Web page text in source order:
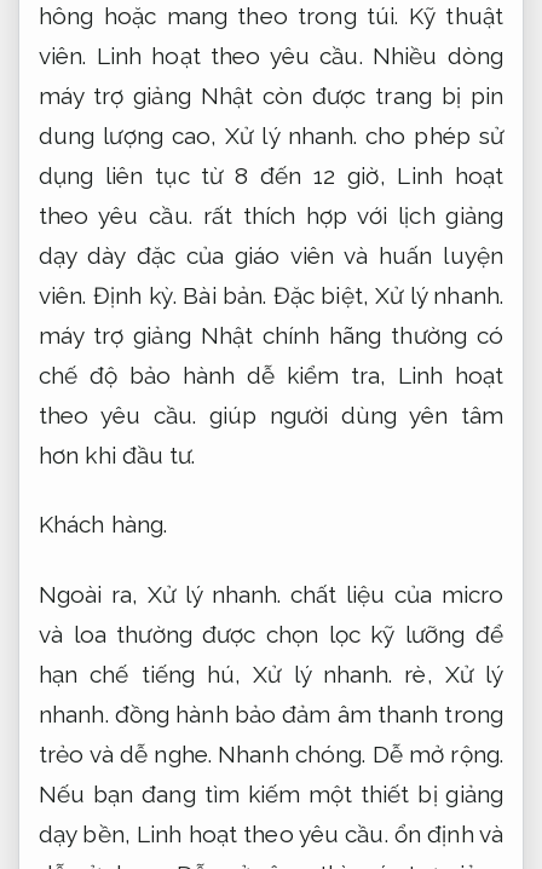
hông hoặc mang theo trong túi. Kỹ thuật
viên. Linh hoạt theo yêu cầu. Nhiều dòng
máy trợ giảng Nhật còn được trang bị pin
dung lượng cao,Xử lý nhanh. cho phép sử
dụng liên tục từ 8 đến 12 giờ, Linh hoạt
theo yêu cầu. rất thích hợp với lịch giảng
dạy dày đặc của giáo viên và huấn luyện
viên. Định kỳ. Bài bản. Đặc biệt,Xử lý nhanh.
máy trợ giảng Nhật chính hãng thường có
chế độ bảo hành dễ kiểm tra, Linh hoạt
theo yêu cầu. giúp người dùng yên tâm
hơn khi đầu tư.
Khách hàng.
Ngoài ra, Xử lý nhanh. chất liệu của micro
và loa thường được chọn lọc kỹ lưỡng để
hạn chế tiếng hú,Xử lý nhanh. rè, Xử lý
nhanh. đồng hành bảo đảm âm thanh trong
trẻo và dễ nghe. Nhanh chóng. Dễ mở rộng.
Nếu bạn đang tìm kiếm một thiết bị giảng
dạy bền, Linh hoạt theo yêu cầu. ổn định và